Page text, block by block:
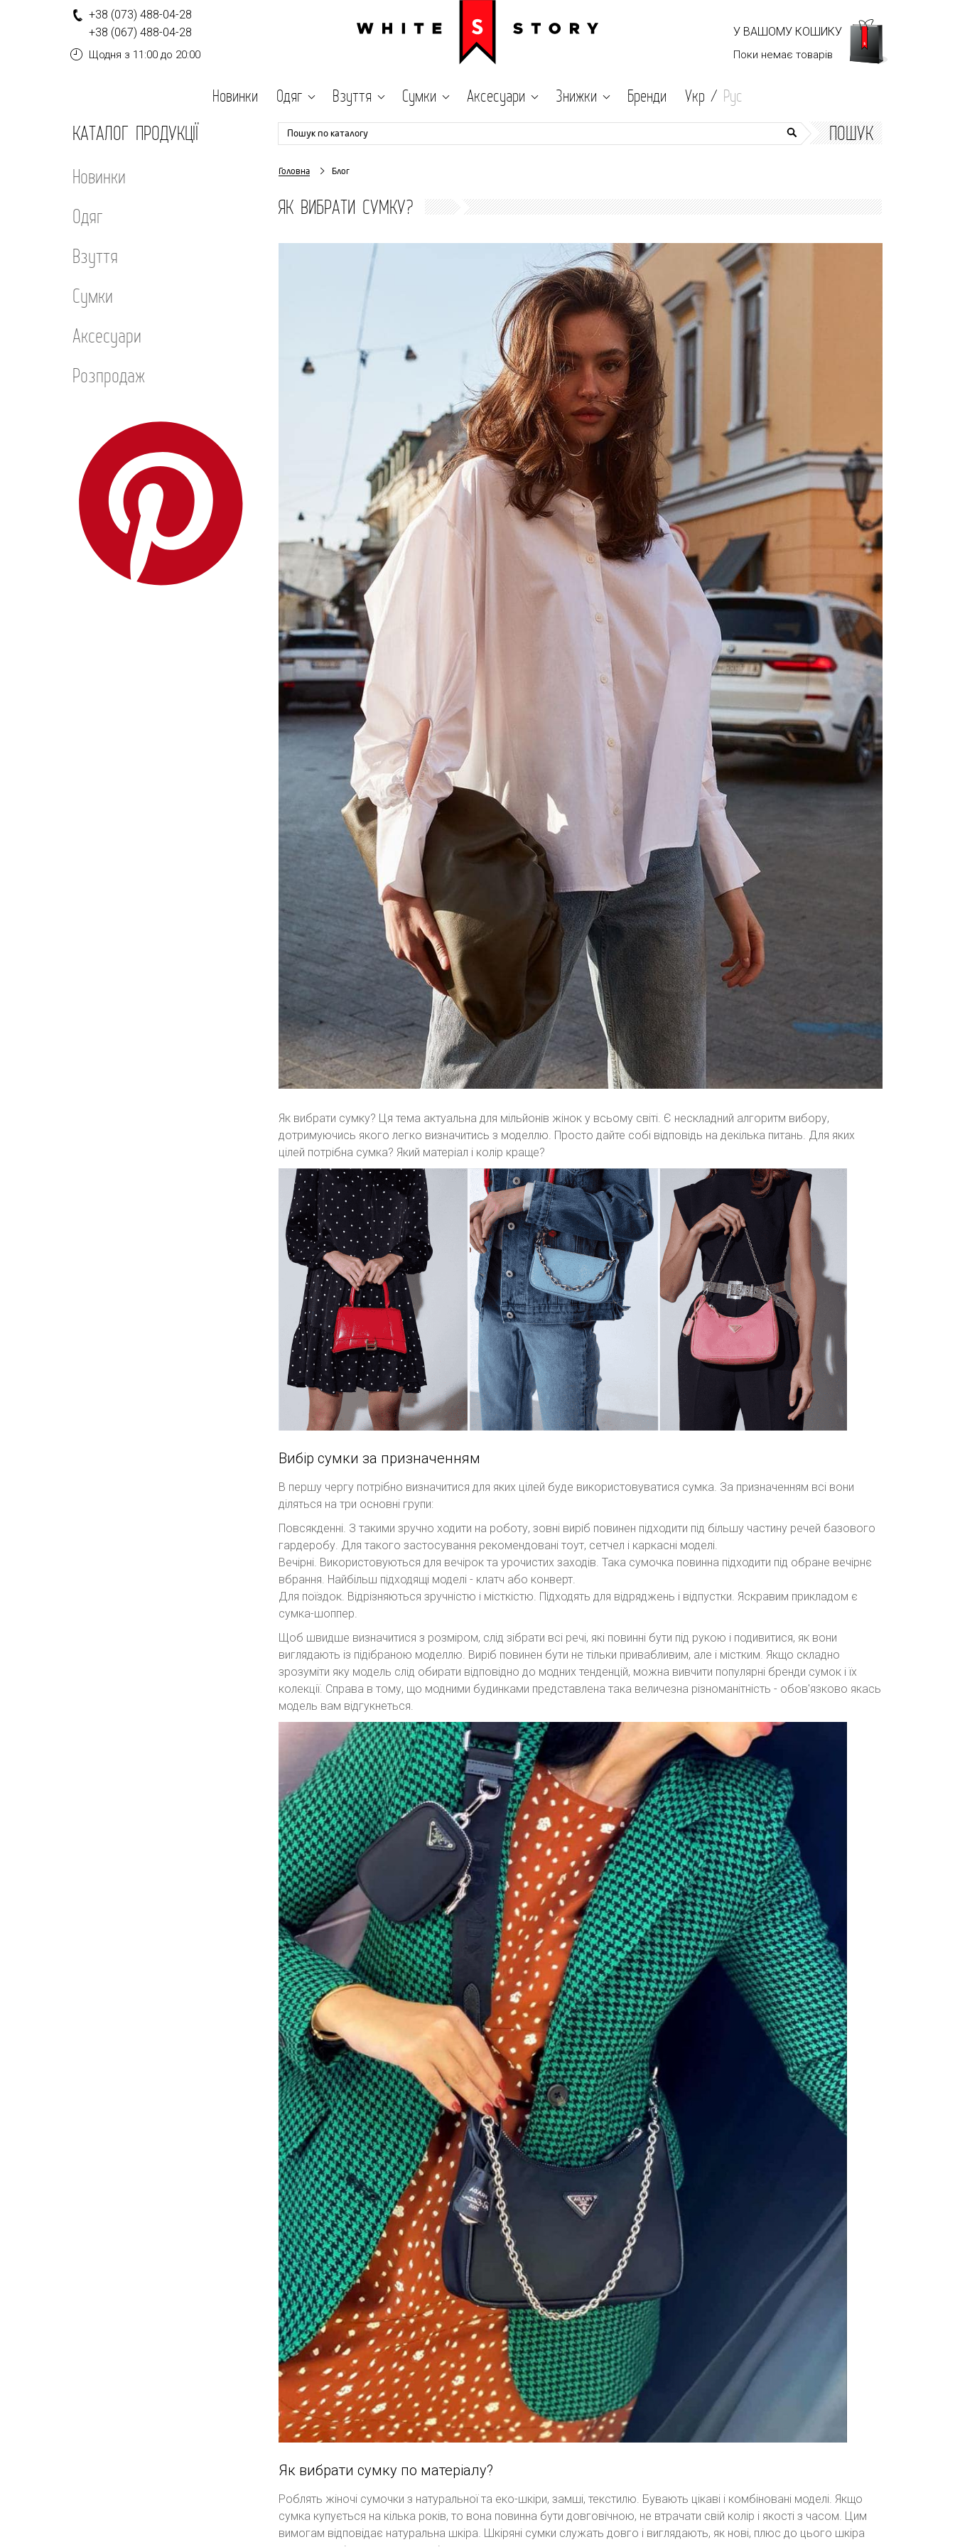
+38 (073) 488-04-28
+38 (067) 488-04-28
Щодня з 11:00 до 20:00
У ВАШОМУ КОШИКУ
Поки немає товарів
Новинки Одяг Взуття Сумки Аксесуари Знижки Бренди Укр / Рус
КАТАЛОГ ПРОДУКЦІЇ
Новинки
Одяг
Взуття
Сумки
Аксесуари
Розпродаж
Пошук по каталогу ПОШУК
Головна Блог
ЯК ВИБРАТИ СУМКУ?
Як вибрати сумку? Ця тема актуальна для мільйонів жінок у всьому світі. Є нескладний алгоритм вибору,
дотримуючись якого легко визначитись з моделлю. Просто дайте собі відповідь на декілька питань. Для яких
цілей потрібна сумка? Який матеріал і колір краще?
Вибір сумки за призначенням
В першу чергу потрібно визначитися для яких цілей буде використовуватися сумка. За призначенням всі вони
діляться на три основні групи:
Повсякденні. З такими зручно ходити на роботу, зовні виріб повинен підходити під більшу частину речей базового
гардеробу. Для такого застосування рекомендовані тоут, сетчел і каркасні моделі.
Вечірні. Використовуються для вечірок та урочистих заходів. Така сумочка повинна підходити під обране вечірнє
вбрання. Найбільш підходящі моделі - клатч або конверт.
Для поїздок. Відрізняються зручністю і місткістю. Підходять для відряджень і відпустки. Яскравим прикладом є
сумка-шоппер.
Щоб швидше визначитися з розміром, слід зібрати всі речі, які повинні бути під рукою і подивитися, як вони
виглядають із підібраною моделлю. Виріб повинен бути не тільки привабливим, але і містким. Якщо складно
зрозуміти яку модель слід обирати відповідно до модних тенденцій, можна вивчити популярні бренди сумок і їх
колекції. Справа в тому, що модними будинками представлена така величезна різноманітність - обов'язково якась
модель вам відгукнеться.
Як вибрати сумку по матеріалу?
Роблять жіночі сумочки з натуральної та еко-шкіри, замші, текстилю. Бувають цікаві і комбіновані моделі. Якщо
сумка купується на кілька років, то вона повинна бути довговічною, не втрачати свій колір і якості з часом. Цим
вимогам відповідає натуральна шкіра. Шкіряні сумки служать довго і виглядають, як нові, плюс до цього шкіра